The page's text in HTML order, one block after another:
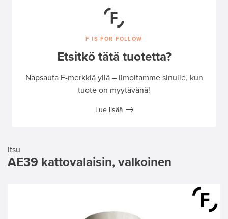
Itsu
AE39 kattovalaisin, valkoinen
F IS FOR FOLLOW
Etsitkö tätä tuotetta?
Napsauta F-merkkiä yllä – ilmoitamme sinulle, kun
tuote on myytävänä!
Lue lisää